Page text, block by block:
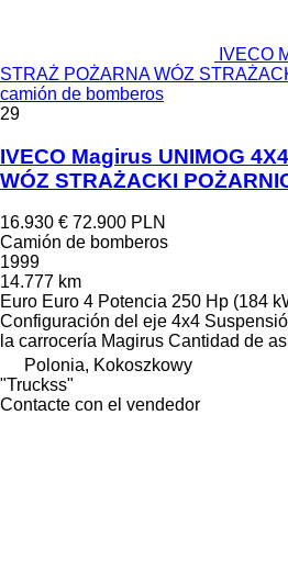
IVECO
STRAŻ POŻARNA WÓZ
camión de bomberos
29
IVECO Magirus UNIMOG
WÓZ STRAŻACKI
16.930 € 72.900 PLN
Camión de bomberos
1999
14.777 km
Euro Euro 4 Potencia 250 Hp (184
Configuración del eje 4x4
la carrocería Magirus Cantidad de
Polonia, Kokoszkowy
"Truckss"
Contacte con el vendedor